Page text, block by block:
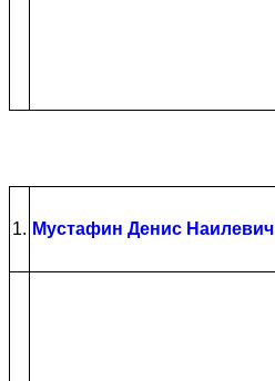
1. Мустафин Денис Наилевич